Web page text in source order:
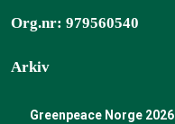
Org.nr: 979560540
Arkiv
Greenpeace Norge 2026